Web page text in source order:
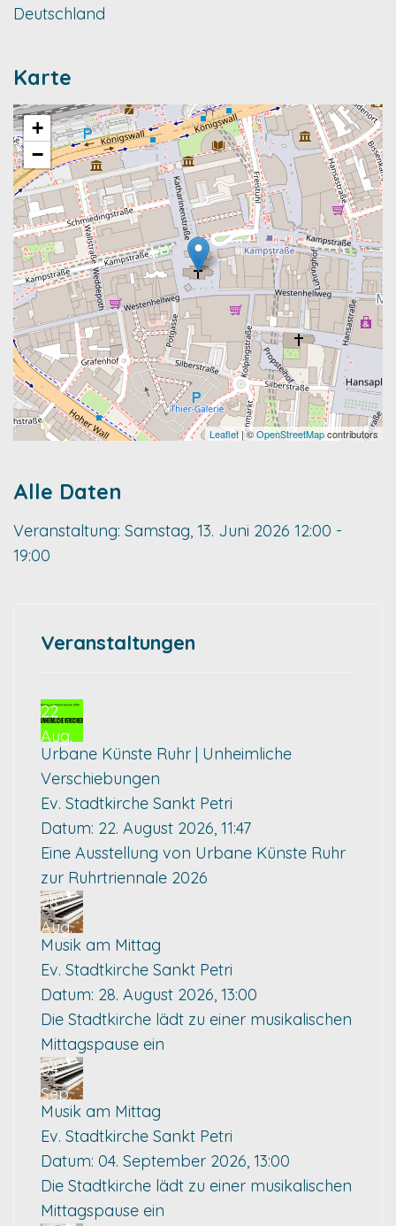
Deutschland
Karte
+
−
Leaflet| ©OpenStreetMapcontributors
Alle Daten
Veranstaltung: Samstag, 13. Juni 2026 12:00 -
19:00
Veranstaltungen
22
Aug.
Urbane Künste Ruhr | Unheimliche
Verschiebungen
Ev. Stadtkirche Sankt Petri
Datum: 22. August 2026, 11:47
Eine Ausstellung von Urbane Künste Ruhr
zur Ruhrtriennale 2026
28
Aug.
Musik am Mittag
Ev. Stadtkirche Sankt Petri
Datum: 28. August 2026, 13:00
Die Stadtkirche lädt zu einer musikalischen
Mittagspause ein
04
Sep.
Musik am Mittag
Ev. Stadtkirche Sankt Petri
Datum: 04. September 2026, 13:00
Die Stadtkirche lädt zu einer musikalischen
Mittagspause ein